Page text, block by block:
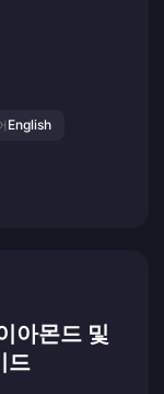
English
아몬드 및
드